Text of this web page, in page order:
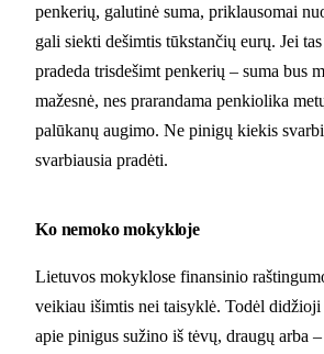
penkerių, galutinė suma, priklausomai
gali siekti dešimtis tūkstančių eurų. Jei
pradeda trisdešimt penkerių – suma bus
mažesnė, nes prarandama penkiolika
palūkanų augimo. Ne pinigų kiekis
svarbiausia pradėti.
Ko nemoko mokykloje
Lietuvos mokyklose finansinio
veikiau išimtis nei taisyklė. Todėl
apie pinigus sužino iš tėvų, draugų arba